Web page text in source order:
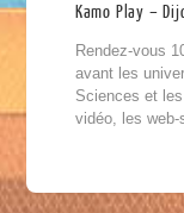
Kamo Play –
Rendez-vous
avant les
Sciences et
vidéo, les web-